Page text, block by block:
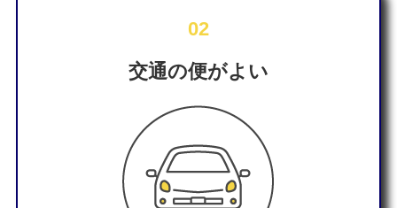
02
交通の便がよい